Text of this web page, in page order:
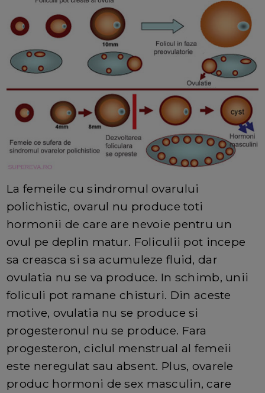
La femeile cu sindromul ovarului
polichistic, ovarul nu produce toti
hormonii de care are nevoie pentru un
ovul pe deplin matur. Foliculii pot incepe
sa creasca si sa acumuleze fluid, dar
ovulatia nu se va produce. In schimb, unii
foliculi pot ramane chisturi. Din aceste
motive, ovulatia nu se produce si
progesteronul nu se produce. Fara
progesteron, ciclul menstrual al femeii
este neregulat sau absent. Plus, ovarele
produc hormoni de sex masculin, care